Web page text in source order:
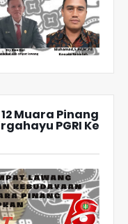
Muara Pinang
PGRI Ke